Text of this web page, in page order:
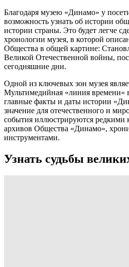
Благодаря музею «Динамо» у
возможность узнать об истории
истории страны. Это будет легче
хронологии музея, в которой
Общества в общей картине:
Великой Отечественной войны,
сегодняшние дни.
Одной из ключевых зон музея
Мультимедийная «линия времени»
главные факты и даты истории
значение для отечественного и
события иллюстрируются редкими
архивов Общества «Динамо»,
инструментами.
Узнать судьбы